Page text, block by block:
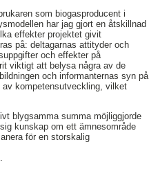
som biogasproducent i
har jag gjort en åtskillnad
effekter projektet givit
på: deltagarnas attityder och
och effekter på
viktigt att belysa några av de
och informanternas syn på
kompetensutveckling, vilket
blygsamma summa möjliggjorde
kunskap om ett ämnesområde
för en storskalig